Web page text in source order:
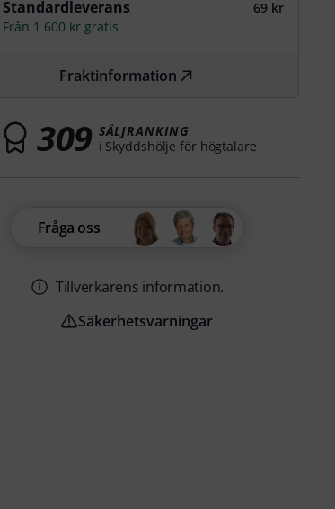
Standardleverans
69 kr
Från 1 600 kr gratis
Fraktinformation
309 SÄLJRANKING
i Skyddshölje för högtalare
Fråga oss
Tillverkarens information.
Säkerhetsvarningar